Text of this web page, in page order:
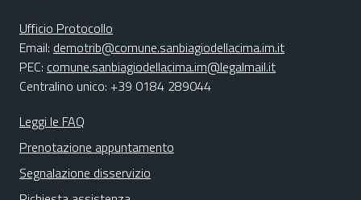
Ufficio Protocollo
Email: demotrib@comune.sanbiagiodellacima.im.it
PEC: comune.sanbiagiodellacima.im@legalmail.it
Centralino unico: +39 0184 289044
Leggi le FAQ
Prenotazione appuntamento
Segnalazione disservizio